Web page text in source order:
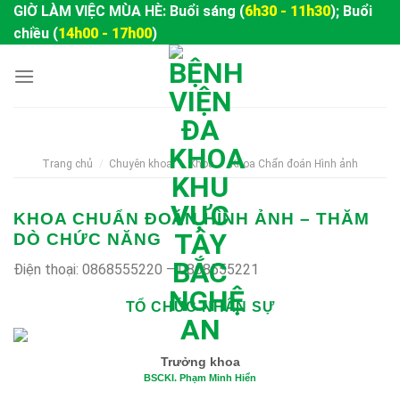
SkipGIỜ LÀM VIỆC MÙA HÈ: Buổi sáng (6h30 - 11h30); Buổi
chiều (14h00 - 17h00)
Trang chủ / Chuyên khoa / Khoa / Khoa Chẩn đoán Hình ảnh
KHOA CHUẨN ĐOÁN HÌNH ẢNH – THĂM
DÒ CHỨC NĂNG
Điện thoại: 0868555220 – 0868555221
TỔ CHỨC NHÂN SỰ
Trưởng khoa
BSCKI. Phạm Minh Hiển